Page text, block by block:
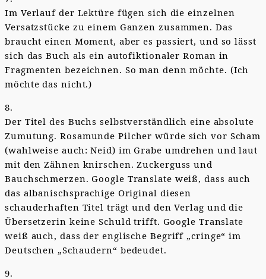
Im Verlauf der Lektüre fügen sich die einzelnen
Versatzstücke zu einem Ganzen zusammen. Das
braucht einen Moment, aber es passiert, und so lässt
sich das Buch als ein autofiktionaler Roman in
Fragmenten bezeichnen. So man denn möchte. (Ich
möchte das nicht.)
8.
Der Titel des Buchs selbstverständlich eine absolute
Zumutung. Rosamunde Pilcher würde sich vor Scham
(wahlweise auch: Neid) im Grabe umdrehen und laut
mit den Zähnen knirschen. Zuckerguss und
Bauchschmerzen. Google Translate weiß, dass auch
das albanischsprachige Original diesen
schauderhaften Titel trägt und den Verlag und die
Übersetzerin keine Schuld trifft. Google Translate
weiß auch, dass der englische Begriff „cringe“ im
Deutschen „Schaudern“ bedeudet.
9.